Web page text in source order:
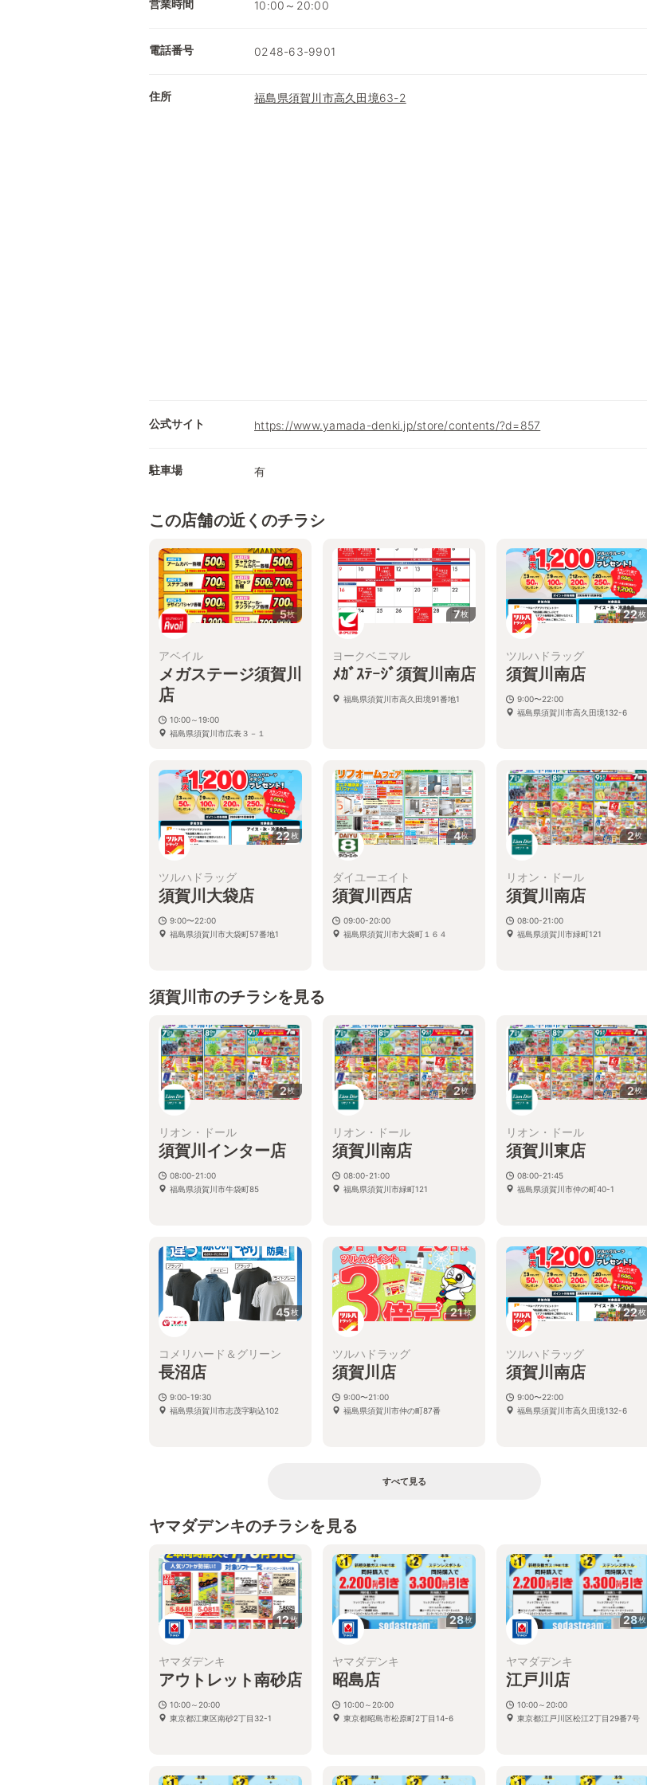
営業時間 10:00～20:00
電話番号 0248-63-9901
住所 福島県須賀川市高久田境63-2
公式サイト https://www.yamada-denki.jp/store/contents/?d=857
駐車場 有
この店舗の近くのチラシ
5枚
アベイル
メガステージ須賀川
店
10:00～19:00
福島県須賀川市広表３－１
7枚
ヨークベニマル
ﾒｶﾞｽﾃｰｼﾞ須賀川南店
福島県須賀川市高久田境91番地1
22枚
ツルハドラッグ
須賀川南店
9:00〜22:00
福島県須賀川市高久田境132-6
22枚
ツルハドラッグ
須賀川大袋店
9:00〜22:00
福島県須賀川市大袋町57番地1
4枚
ダイユーエイト
須賀川西店
09:00-20:00
福島県須賀川市大袋町１６４
2枚
リオン・ドール
須賀川南店
08:00-21:00
福島県須賀川市緑町121
須賀川市のチラシを見る
2枚
リオン・ドール
須賀川インター店
08:00-21:00
福島県須賀川市牛袋町85
2枚
リオン・ドール
須賀川南店
08:00-21:00
福島県須賀川市緑町121
2枚
リオン・ドール
須賀川東店
08:00-21:45
福島県須賀川市仲の町40-1
45枚
コメリハード＆グリーン
長沼店
9:00-19:30
福島県須賀川市志茂字駒込102
21枚
ツルハドラッグ
須賀川店
9:00〜21:00
福島県須賀川市仲の町87番
22枚
ツルハドラッグ
須賀川南店
9:00〜22:00
福島県須賀川市高久田境132-6
すべて見る
ヤマダデンキのチラシを見る
12枚
ヤマダデンキ
アウトレット南砂店
10:00～20:00
東京都江東区南砂2丁目32-1
28枚
ヤマダデンキ
昭島店
10:00～20:00
東京都昭島市松原町2丁目14-6
28枚
ヤマダデンキ
江戸川店
10:00～20:00
東京都江戸川区松江2丁目29番7号